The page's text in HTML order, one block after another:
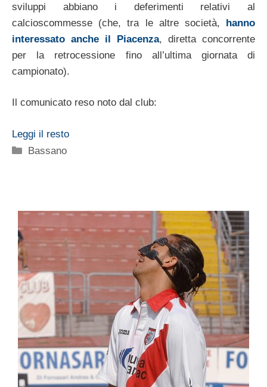
sviluppi abbiano i deferimenti relativi al
calcioscommesse (che, tra le altre società, hanno
interessato anche il Piacenza, diretta concorrente
per la retrocessione fino all’ultima giornata di
campionato).
Il comunicato reso noto dal club:
Leggi il resto
Categorie
Bassano